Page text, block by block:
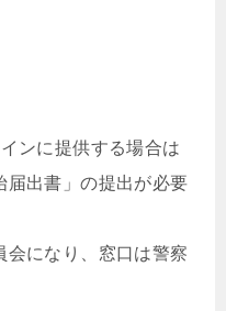
ンに提供する場合は
届出書」の提出が必要
会になり、窓口は警察